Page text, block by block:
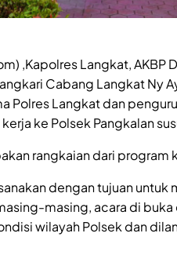
,Kapolres Langkat, AKBP
Cabang Langkat Ny
Polres Langkat dan
ke Polsek Pangkalan
rangkaian dari program
dengan tujuan untuk
masing, acara di
wilayah Polsek dan